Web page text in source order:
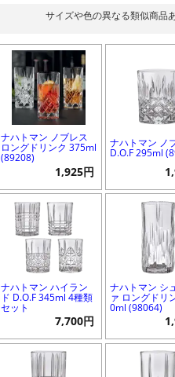
サイズや色の異なる類似商品
ナハトマン ノブレス
ロングドリンク 375ml
(89208)
1,925円
ナハトマン ノ
D.O.F 295ml
ナハトマン ハイラン
ド D.O.F 345ml 4種類
セット
7,700円
ナハトマン シ
ァ ロングドリ
0ml (98064)